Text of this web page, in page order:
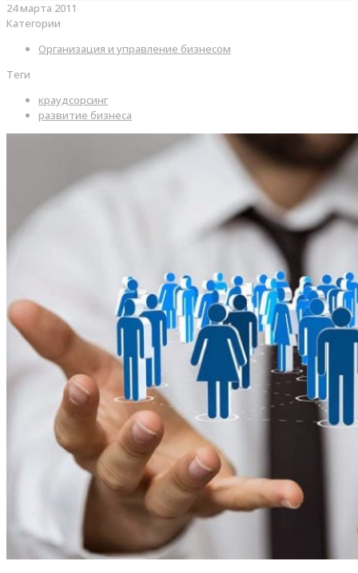
24 марта 2011
Категории
Организация и управление бизнесом
Теги
краудсорсинг
развитие бизнеса